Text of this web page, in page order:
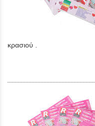
κρασιού .